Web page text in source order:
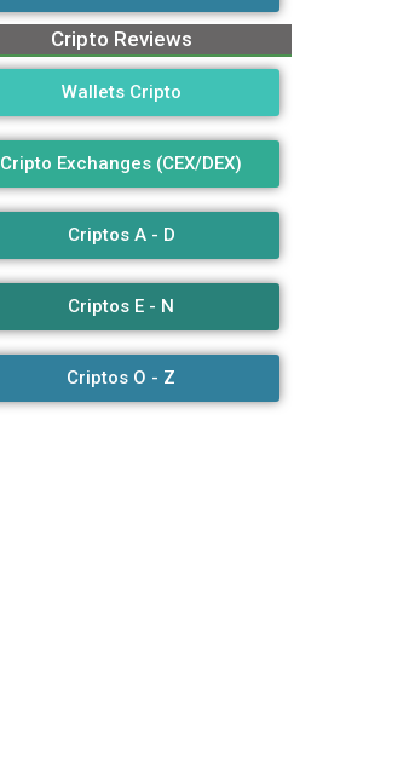
Cripto Reviews
Wallets Cripto
Cripto Exchanges (CEX/DEX)
Criptos A - D
Criptos E - N
Criptos O - Z